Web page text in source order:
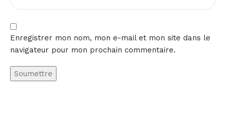
Enregistrer mon nom, mon e-mail et mon site dans le
navigateur pour mon prochain commentaire.